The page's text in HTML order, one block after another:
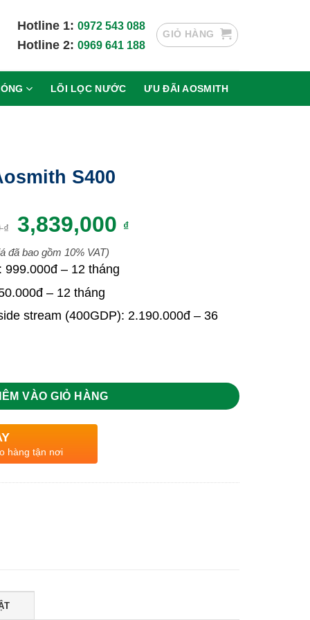
Hotline 1:0972 543 088
Hotline 2:0969 641 188
GIỎ HÀNG
LÕI LỌC NƯỚC ƯU ĐÃI AOSMITH
S400
₫
Giá
gốc
là:
4,610,000 ₫.
3,839,000 ₫Giá
3,839,000 ₫.
đã bao gồm 10% VAT)
999.000đ – 12 tháng
– 12 tháng
stream (400GDP): 2.190.000đ – 36
VÀO GIỎ HÀNG
hàng tận nơi